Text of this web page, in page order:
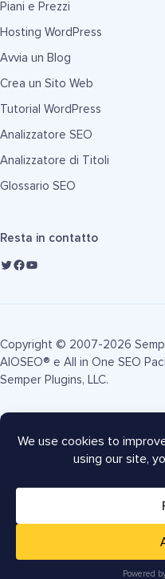
Piani e Prezzi
Hosting WordPress
Avvia un Blog
Crea un Sito Web
Tutorial WordPress
Analizzatore SEO
Analizzatore di Titoli
Glossario SEO
Resta in contatto
Copyright © 2007-2026
AIOSEO® e All in One SEO
Semper Plugins, LLC.
Termini di Servizio
Mappa del sito
Coupon